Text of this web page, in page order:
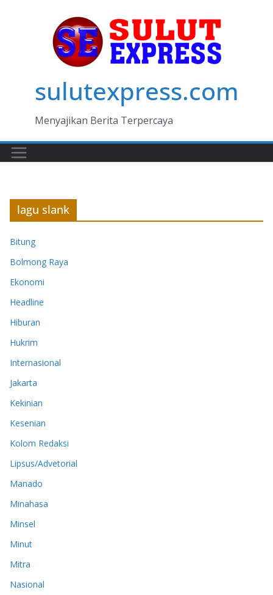
sulutexpress.com
Menyajikan Berita Terpercaya
lagu slank
Bitung
Bolmong Raya
Ekonomi
Headline
Hiburan
Hukrim
Internasional
Jakarta
Kekinian
Kesenian
Kolom Redaksi
Lipsus/Advetorial
Manado
Minahasa
Minsel
Minut
Mitra
Nasional